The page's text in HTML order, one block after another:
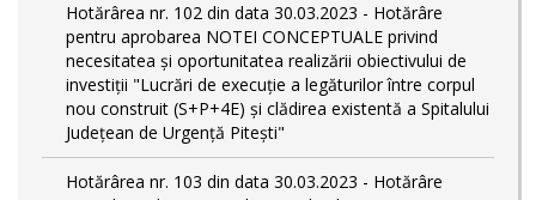
Hotărârea nr. 102 din data 30.03.2023 - Hotărâre
pentru aprobarea NOTEI CONCEPTUALE privind
necesitatea și oportunitatea realizării obiectivului de
investiții "Lucrări de execuție a legăturilor între corpul
nou construit (S+P+4E) și clădirea existentă a Spitalului
Județean de Urgență Pitești"
Hotărârea nr. 103 din data 30.03.2023 - Hotărâre